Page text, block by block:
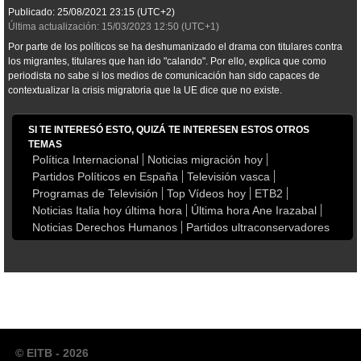
Publicado: 25/08/2021 23:15 (UTC+2)
Última actualización: 15/03/2023 12:50 (UTC+1)
Por parte de los políticos se ha deshumanizado el drama con titulares contra
los migrantes, titulares que han ido "calando". Por ello, explica que como
periodista no sabe si los medios de comunicación han sido capaces de
contextualizar la crisis migratoria que la UE dice que no existe.
SI TE INTERESÓ ESTO, QUIZÁ TE INTERESEN ESTOS OTROS
TEMAS
Política Internacional
Noticias migración hoy
Partidos Políticos en España
Televisión vasca
Programas de Televisión
Top Vídeos hoy
ETB2
Noticias Italia hoy última hora
Última hora Ane Irazabal
Noticias Derechos Humanos
Partidos ultraconservadores
© EITB - 2026